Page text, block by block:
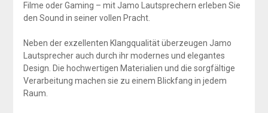
Filme oder Gaming – mit Jamo Lautsprechern erleben Sie
den Sound in seiner vollen Pracht.
Neben der exzellenten Klangqualität überzeugen Jamo
Lautsprecher auch durch ihr modernes und elegantes
Design. Die hochwertigen Materialien und die sorgfältige
Verarbeitung machen sie zu einem Blickfang in jedem
Raum.